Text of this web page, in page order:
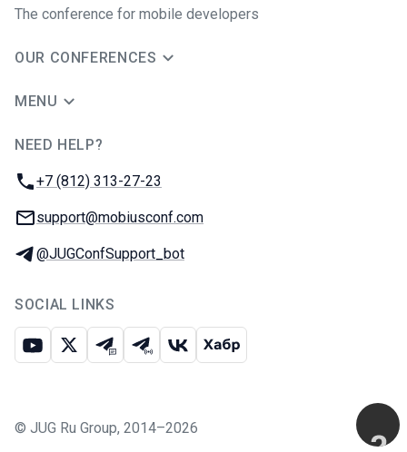
The conference for mobile developers
OUR CONFERENCES
MENU
NEED HELP?
Phone:
+7 (812) 313-27-23
Email:
support@mobiusconf.com
Telegram:
@JUGConfSupport_bot
SOCIAL LINKS
Youtube
X Telegram chat
Telegram channel
VK Habr
© JUG Ru Group, 2014–2026